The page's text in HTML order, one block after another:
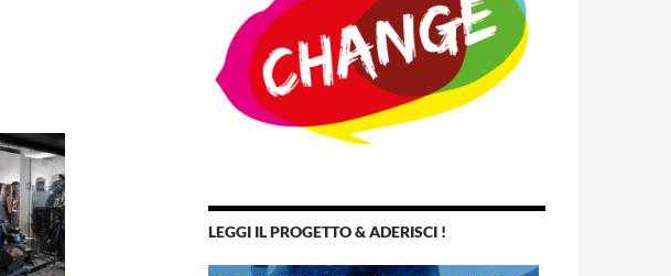
LEGGI IL PROGETTO & ADERISCI !